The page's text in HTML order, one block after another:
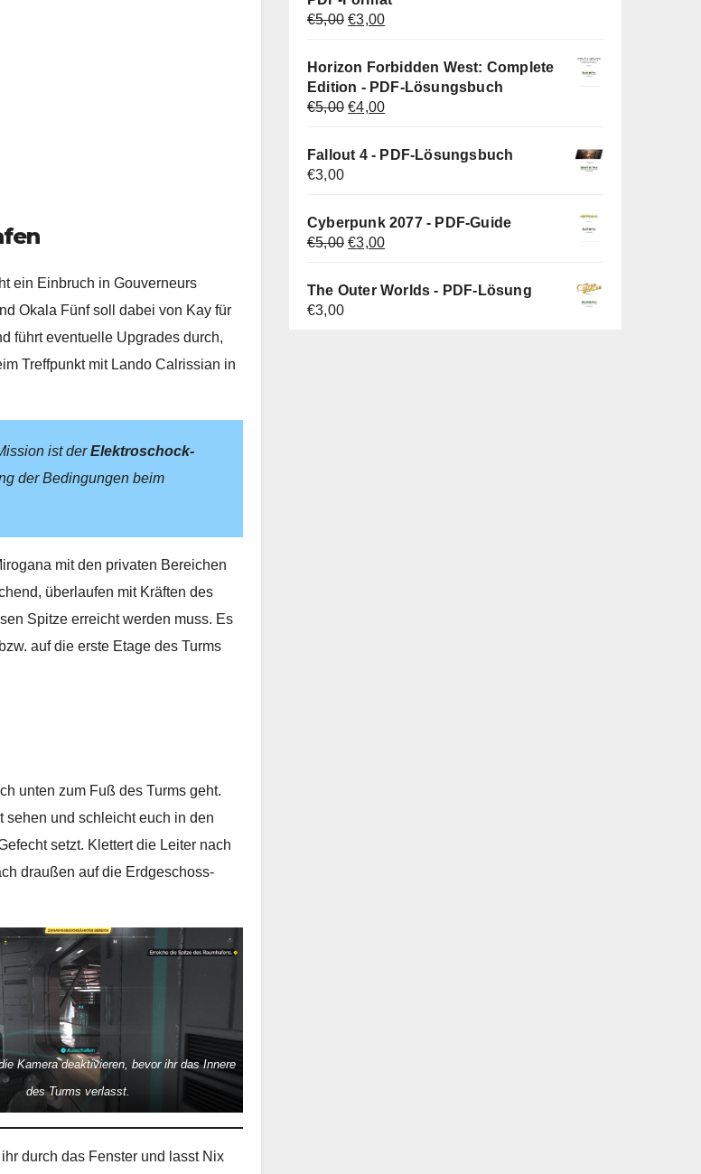
ein Einbruch in Gouverneurs
Okala Fünf soll dabei von Kay für
führt eventuelle Upgrades durch,
Treffpunkt mit Lando Calrissian in
ist derElektroschock-
der Bedingungen beim
mit den privaten Bereichen
überlaufen mit Kräften des
Spitze erreicht werden muss. Es
auf die erste Etage des Turms
unten zum Fuß des Turms geht.
sehen und schleicht euch in den
setzt. Klettert die Leiter nach
draußen auf die Erdgeschoss-
Kamera deaktivieren, bevor ihr das Innere
des Turms verlasst.
durch das Fenster und lasst Nix
€5,00 Ursprünglicher
war:
€5,00
€3,00Aktueller
ist:
€3,00.
Horizon Forbidden West: Complete
Edition - PDF-Lösungsbuch
€5,00 Ursprünglicher
war:
€4,00Aktueller
ist:
Fallout 4 - PDF-Lösungsbuch
€3,00
Cyberpunk 2077 - PDF-Guide
€5,00 Ursprünglicher
€3,00Aktueller
ist:
The Outer Worlds - PDF-Lösung
€3,00